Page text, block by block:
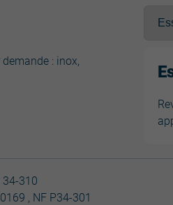
: inox,
34-310
, NF P34-301